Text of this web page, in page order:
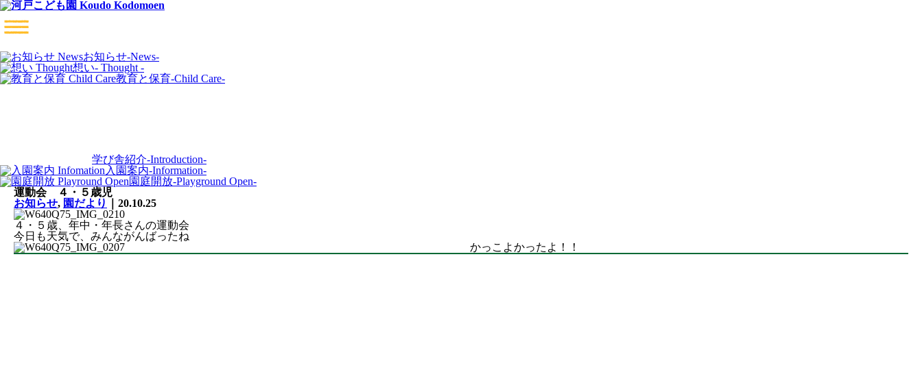
お知らせ-News-
想い- Thought -
教育と保育-Child Care-
学び舎紹介-Introduction-
入園案内-Information-
園庭開放-Playground Open-
運動会 ４・５歳児
お知らせ, 園だより
｜20.10.25
４・５歳、年中・年長さんの運動会
今日も天気で、みんながんばったね
かっこよかったよ！！